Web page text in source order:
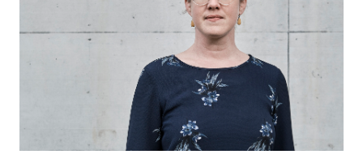
relativo piano d’azione. In tale documento sono
definite le linee guida per lo sviluppo
sostenibile come requisito importante per tutti
gli ambiti politici della Confederazione. È stato
possibile dare una struttura a un enorme
ambito tematico e fare opera di
sensibilizzazione affinché la società civile,
l’economia, il mercato finanziario, i settori della